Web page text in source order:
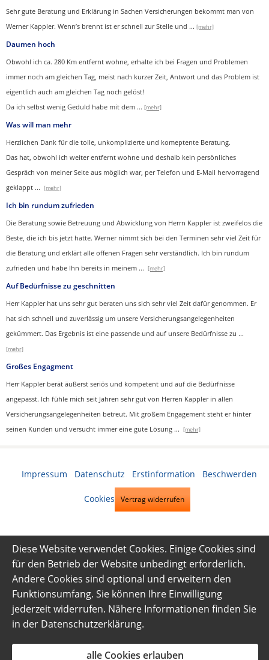
Sehr gute Beratung und Erklärung in Sachen Versicherungen bekommt man von
Werner Kappler. Wenn’s brennt ist er schnell zur Stelle und ... [mehr]
Daumen hoch
Obwohl ich ca. 280 Km entfernt wohne, erhalte ich bei Fragen und Problemen
immer noch am gleichen Tag, meist nach kurzer Zeit, Antwort und das Problem ist
eigentlich auch am gleichen Tag noch gelöst!
Da ich selbst wenig Geduld habe mit dem ... [mehr]
Was will man mehr
Herzlichen Dank für die tolle, unkomplizierte und komeptente Beratung.
Das hat, obwohl ich weiter entfernt wohne und deshalb kein persönliches
Gespräch von meiner Seite aus möglich war, per Telefon und E-Mail hervorragend
geklappt ... [mehr]
Ich bin rundum zufrieden
Die Beratung sowie Betreuung und Abwicklung von Herrn Kappler ist zweifelos die
Beste, die ich bis jetzt hatte. Werner nimmt sich bei den Terminen sehr viel Zeit für
die Beratung und erklärt alle offenen Fragen sehr verständlich. Ich bin rundum
zufrieden und habe Ihn bereits in meinem ... [mehr]
Auf Bedürfnisse zu geschnitten
Herr Kappler hat uns sehr gut beraten uns sich sehr viel Zeit dafür genommen. Er
hat sich schnell und zuverlässig um unsere Versicherungsangelegenheiten
gekümmert. Das Ergebnis ist eine passende und auf unsere Bedürfnisse zu ...
[mehr]
Großes Engagment
Herr Kappler berät äußerst seriös und kompetent und auf die Bedürfnisse
angepasst. Ich fühle mich seit Jahren sehr gut von Herren Kappler in allen
Versicherungsangelegenheiten betreut. Mit großem Engagement steht er hinter
seinen Kunden und versucht immer eine gute Lösung ... [mehr]
Impressum Datenschutz Erstinformation Beschwerden
Cookies Vertrag widerrufen
Diese Website verwendet Cookies. Einige Cookies sind
für den Betrieb der Website unbedingt erforderlich.
Andere Cookies sind optional und erweitern den
Funktionsumfang. Sie können Ihre Einwilligung
jederzeit widerrufen. Nähere Informationen finden Sie
in der Datenschutzerklärung.
alle Cookies erlauben